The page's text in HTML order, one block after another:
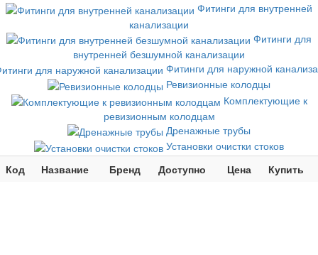
Фитинги для внутренней
канализации
Фитинги для
внутренней безшумной канализации
Фитинги для наружной
Ревизионные колодцы
Комплектующие к
ревизионным колодцам
Дренажные трубы
Установки очистки стоков
Код
Название Бренд Доступно Цена Купить